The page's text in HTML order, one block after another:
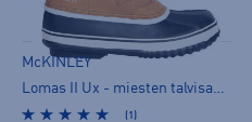
McKINLEY
Lomas II Ux - miesten talvisaappaat
(1)